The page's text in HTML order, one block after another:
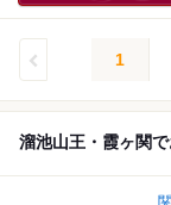
1
溜池山王・霞ヶ関